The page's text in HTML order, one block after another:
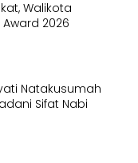
Walikota
Award 2026
Natakusumah
Sifat Nabi